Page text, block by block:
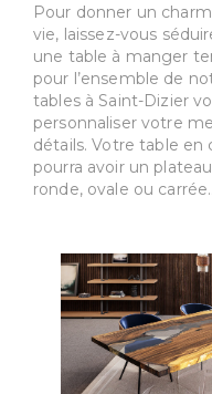
Pour donner un
vie, laissez-vous
une table à manger
pour l’ensemble de
tables à Saint-Dizier
personnaliser votre
détails. Votre table en
pourra avoir un
ronde, ovale ou